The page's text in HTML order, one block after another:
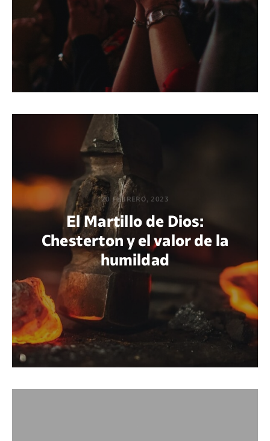
20 FEBRERO, 2023
El Martillo de Dios:
Chesterton y el valor de la
humildad
POR THIAGO RODRÍGUEZ HARISPE